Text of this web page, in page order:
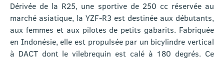
Dérivée de la R25, une sportive de 250 cc réservée au
marché asiatique, la YZF-R3 est destinée aux débutants,
aux femmes et aux pilotes de petits gabarits. Fabriquée
en Indonésie, elle est propulsée par un bicylindre vertical
à DACT dont le vilebrequin est calé à 180 degrés. Ce